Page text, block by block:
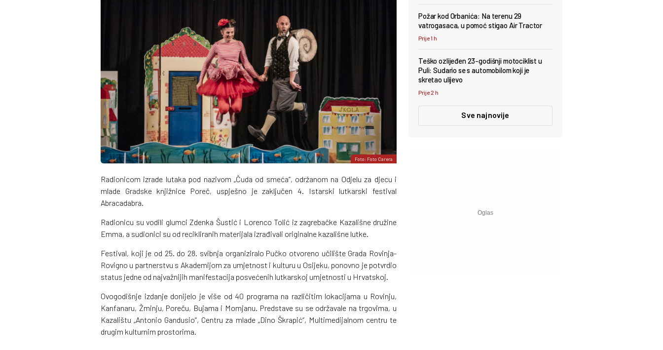
Foto: Foto Carera
Radionicom izrade lutaka pod nazivom „Čuda od smeća“, održanom na Odjelu za djecu i
mlade Gradske knjižnice Poreč, uspješno je zaključen 4. Istarski lutkarski festival
Abracadabra.
Radionicu su vodili glumci Zdenka Šustić i Lorenco Tolić iz zagrebačke Kazališne družine
Emma, a sudionici su od recikliranih materijala izrađivali originalne kazališne lutke.
Festival, koji je od 25. do 28. svibnja organiziralo Pučko otvoreno učilište Grada Rovinja-
Rovigno u partnerstvu s Akademijom za umjetnost i kulturu u Osijeku, ponovno je potvrdio
status jedne od najvažnijih manifestacija posvećenih lutkarskoj umjetnosti u Hrvatskoj.
Ovogodišnje izdanje donijelo je više od 40 programa na različitim lokacijama u Rovinju,
Kanfanaru, Žminju, Poreču, Bujama i Momjanu. Predstave su se održavale na trgovima, u
Kazalištu „Antonio Gandusio“, Centru za mlade „Dino Škrapić“, Multimedijalnom centru te
drugim kulturnim prostorima.
Požar kod Orbanića: Na terenu 29
vatrogasaca, u pomoć stigao Air Tractor
Prije 1 h
Teško ozlijeđen 23-godišnji motociklist u
Puli: Sudario se s automobilom koji je
skretao ulijevo
Prije 2 h
Sve najnovije